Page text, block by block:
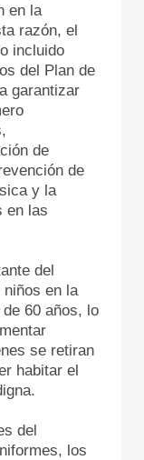
en la
razón, el
incluido
del Plan de
garantizar
de
de
y la
en las
del
niños en la
60 años, lo
se retiran
habitar el
del
los